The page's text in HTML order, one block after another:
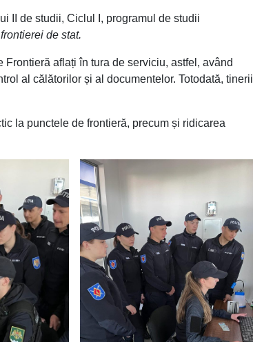
II de studii, Ciclul I, programul de studii
de stat.
aflați în tura de serviciu, astfel, având
al călătorilor și al documentelor. Totodată, tinerii
la punctele de frontieră, precum și ridicarea